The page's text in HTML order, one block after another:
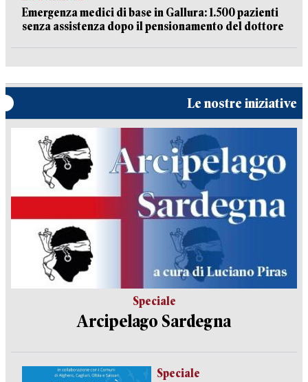
Emergenza medici di base in Gallura: 1.500 pazienti
senza assistenza dopo il pensionamento del dottore
Le nostre iniziative
Speciale
Arcipelago Sardegna
Speciale